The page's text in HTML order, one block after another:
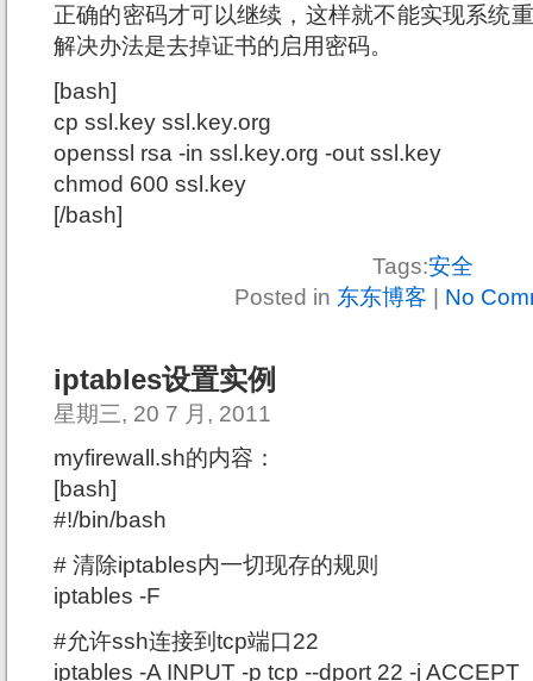
正确的密码才可以继续，这样就不能实现系统
解决办法是去掉证书的启用密码。
[bash]
cp ssl.key ssl.key.org
openssl rsa -in ssl.key.org -out ssl.key
chmod 600 ssl.key
[/bash]
Tags:安全
Posted in 东东博客 No
iptables设置实例
星期三, 20 7 月, 2011
myfirewall.sh的内容：
[bash]
#!/bin/bash
# 清除iptables内一切现存的规则
iptables -F
#允许ssh连接到tcp端口22
iptables -A INPUT -p tcp --dport 22 -j ACCEPT